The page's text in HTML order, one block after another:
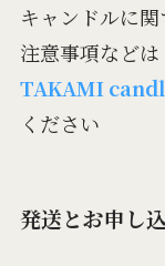
キャンドルに
注意事項などは
TAKAMI
ください
発送とお申し